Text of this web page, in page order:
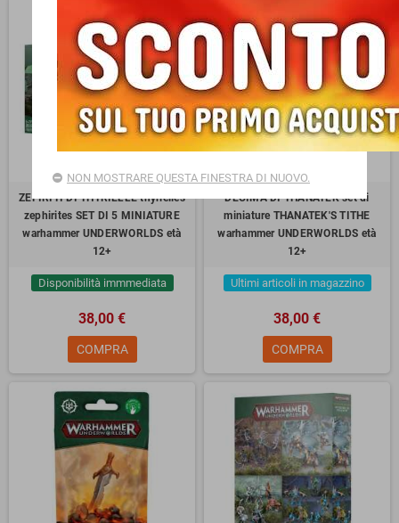
ZEFIRITI DI THYRIELLE thyrielles
zephirites SET DI 5 MINIATURE
warhammer UNDERWORLDS età
12+
Disponibilità immmediata
38,00 €
COMPRA
DECIMA DI THANATEK set di
miniature THANATEK'S TITHE
warhammer UNDERWORLDS età
12+
Ultimi articoli in magazzino
38,00 €
COMPRA
NON MOSTRARE QUESTA FINESTRA DI NUOVO.